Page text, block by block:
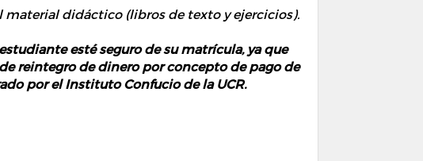
material didáctico (libros de texto y ejercicios).
estudiante esté seguro de su matrícula, ya que
reintegro de dinero por concepto de pago de
por el Instituto Confucio de la UCR.